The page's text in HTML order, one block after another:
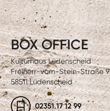
BOX OFFICE
Kulturhaus Lüdenscheid
Freiherr-vom-Stein-Straße 9
58511 Lüdenscheid
02351.17 12 99